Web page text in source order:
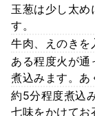
玉葱は少し太め
す。
牛肉、えのきを
ある程度火が通
煮込みます。あ
約5分程度煮込
七味をかけてお